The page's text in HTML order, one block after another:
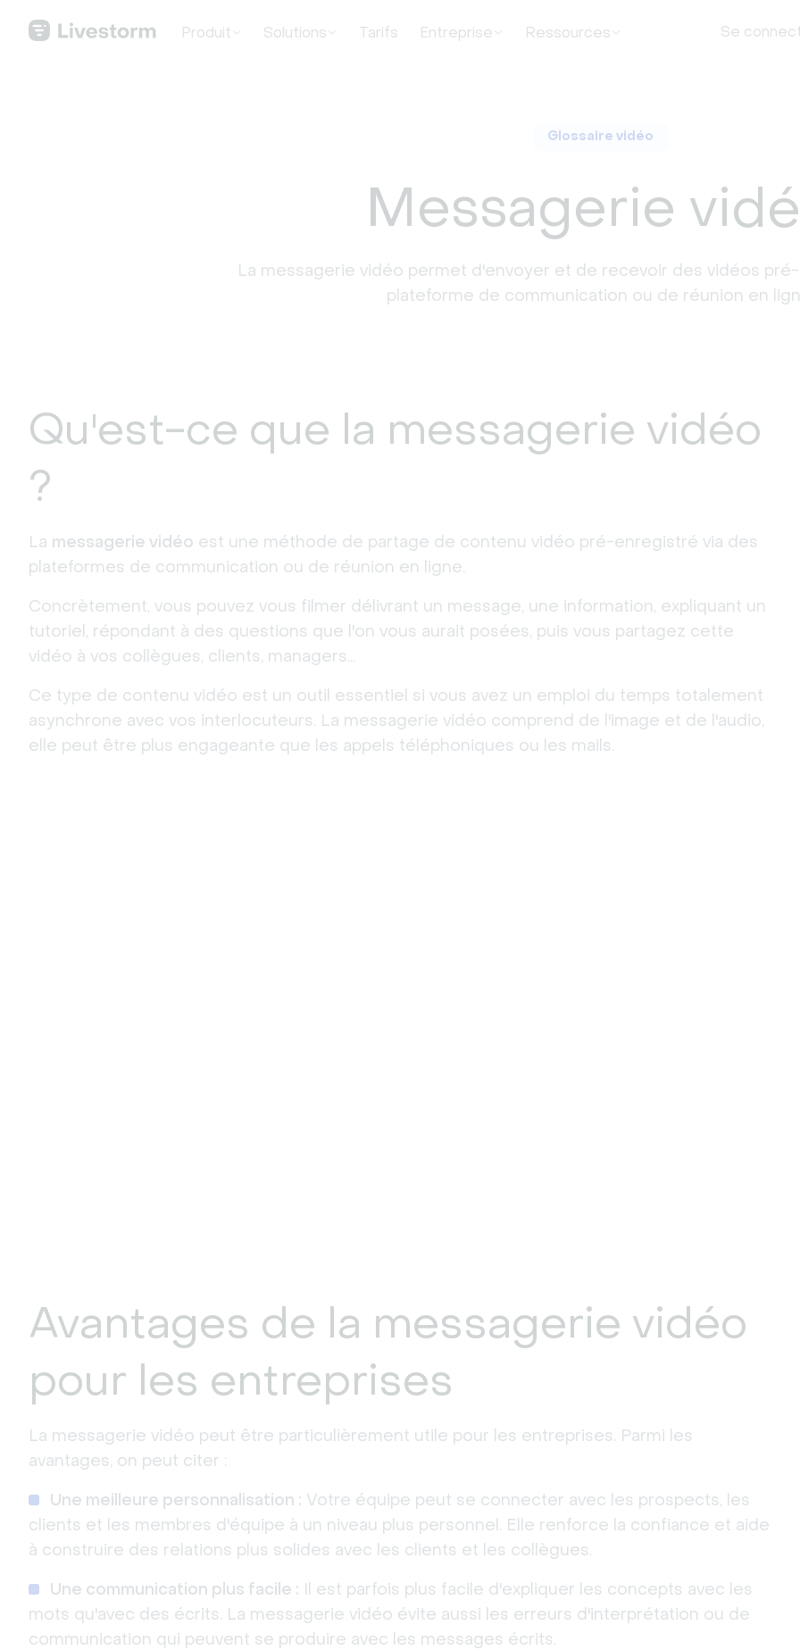
Produit Solutions Tarifs Entreprise Ressources Se
Glossaire vidéo
Messagerie
La messagerie vidéo permet d'envoyer et de recevoir des vidéos
plateforme de communication ou de réunion en
Qu'est-ce que la messagerie vidéo
?
La messagerie vidéo est une méthode de partage de contenu vidéo pré-enregistré via des
plateformes de communication ou de réunion en ligne.
Concrètement, vous pouvez vous filmer délivrant un message, une information, expliquant un
tutoriel, répondant à des questions que l'on vous aurait posées, puis vous partagez cette
vidéo à vos collègues, clients, managers...
Ce type de contenu vidéo est un outil essentiel si vous avez un emploi du temps totalement
asynchrone avec vos interlocuteurs. La messagerie vidéo comprend de l'image et de l'audio,
elle peut être plus engageante que les appels téléphoniques ou les mails.
Avantages de la messagerie vidéo
pour les entreprises
La messagerie vidéo peut être particulièrement utile pour les entreprises. Parmi les
avantages, on peut citer :
Une meilleure personnalisation : Votre équipe peut se connecter avec les prospects, les
clients et les membres d'équipe à un niveau plus personnel. Elle renforce la confiance et aide
à construire des relations plus solides avec les clients et les collègues.
Une communication plus facile : Il est parfois plus facile d'expliquer les concepts avec les
mots qu'avec des écrits. La messagerie vidéo évite aussi les erreurs d'interprétation ou de
communication qui peuvent se produire avec les messages écrits.